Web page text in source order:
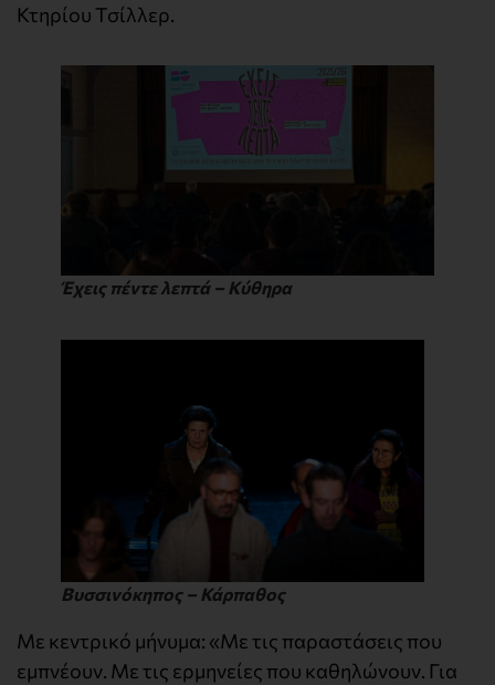
Κτηρίου Τσίλλερ.
Έχεις πέντε λεπτά – Κύθηρα
Βυσσινόκηπος – Κάρπαθος
Με κεντρικό μήνυμα: «Με τις παραστάσεις που
εμπνέουν. Με τις ερμηνείες που καθηλώνουν. Για